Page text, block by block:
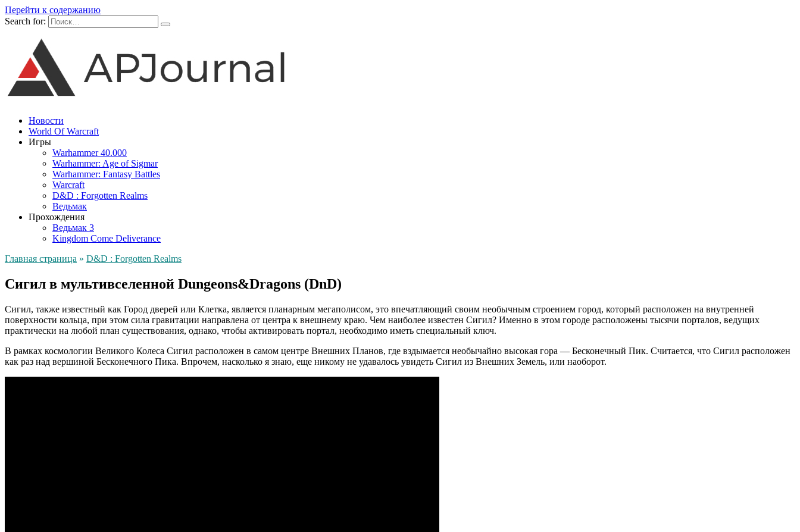
Перейти к содержанию
Search for:
Новости
World Of Warcraft
Игры
Warhammer 40.000
Warhammer: Age of Sigmar
Warhammer: Fantasy Battles
Warcraft
D&D : Forgotten Realms
Ведьмак
Прохождения
Ведьмак 3
Kingdom Come Deliverance
Главная страница » D&D : Forgotten Realms
Сигил в мультивселенной Dungeons&Dragons (DnD)
Сигил, также известный как Город дверей или Клетка, является планарным мегаполисом, это впечатляющий своим необычным строением город, который расположен на внутренней
поверхности кольца, при этом сила гравитации направлена от центра к внешнему краю. Чем наиболее известен Сигил? Именно в этом городе расположены тысячи порталов, ведущих
практически на любой план существования, однако, чтобы активировать портал, необходимо иметь специальный ключ.
В рамках космологии Великого Колеса Сигил расположен в самом центре Внешних Планов, где вздымается необычайно высокая гора — Бесконечный Пик. Считается, что Сигил расположен
как раз над вершиной Бесконечного Пика. Впрочем, насколько я знаю, еще никому не удавалось увидеть Сигил из Внешних Земель, или наоборот.